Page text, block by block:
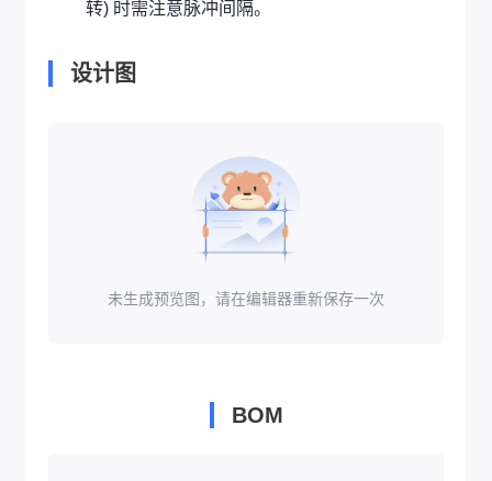
+
t
{
V
}
转) 时需注意脉冲间隔。
设计图
未生成预览图，请在编辑器重新保存一次
BOM